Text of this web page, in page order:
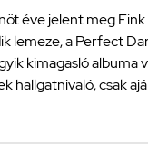
éve jelent meg
lemeze, a Perfect
kimagasló albuma
hallgatnivaló, csak